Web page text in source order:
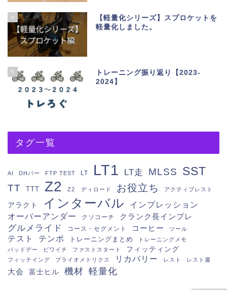
4
【軽量化シリーズ】スプロケットを
軽量化しました。
5
トレーニング振り返り【2023-
2024】
タグ一覧
AI DHバー FTP TEST LT LT1 LT走 MLSS SST
TT TTT Z2 Z2 ディロード お役立ち アクティブレスト
アラクト インターバル
インプレッション
オーバーアンダー
クソコーチ クランク長インプレ
グルメライド コース・セグメント コーヒー ツール
テスト テンポ トレーニングまとめ
トレーニングメモ
バッドデー
ビワイチ ファストスタート フィッティング
フィッテイング プライオメトリクス リカバリー レスト レスト週
大会 富士ヒル 機材 軽量化